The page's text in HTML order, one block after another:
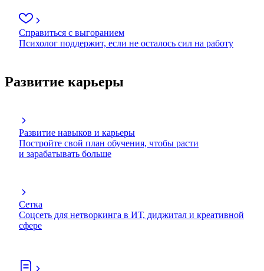
Справиться с выгоранием
Психолог поддержит, если не осталось сил на работу
Развитие карьеры
Развитие навыков и карьеры
Постройте свой план обучения, чтобы расти
и зарабатывать больше
Сетка
Соцсеть для нетворкинга в ИТ, диджитал и креативной
сфере